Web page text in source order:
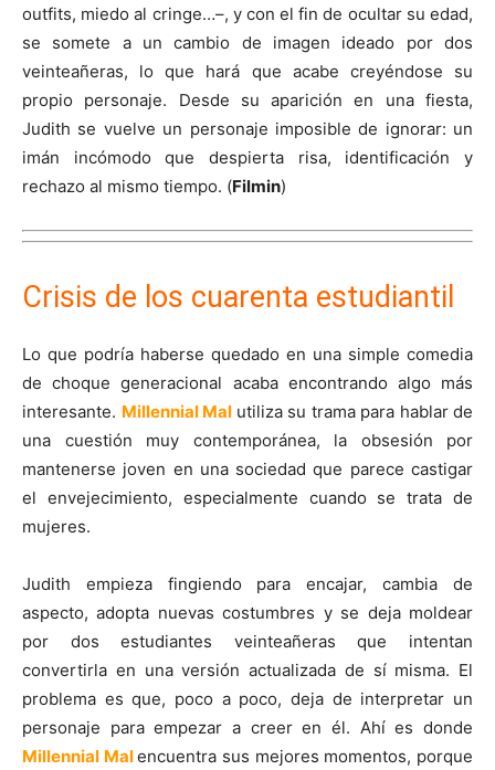
outfits, miedo al cringe…–, y con el fin de ocultar su edad,
se somete a un cambio de imagen ideado por dos
veinteañeras, lo que hará que acabe creyéndose su
propio personaje. Desde su aparición en una fiesta,
Judith se vuelve un personaje imposible de ignorar: un
imán incómodo que despierta risa, identificación y
rechazo al mismo tiempo. (Filmin)
Crisis de los cuarenta estudiantil
Lo que podría haberse quedado en una simple comedia
de choque generacional acaba encontrando algo más
interesante. Millennial Mal utiliza su trama para hablar de
una cuestión muy contemporánea, la obsesión por
mantenerse joven en una sociedad que parece castigar
el envejecimiento, especialmente cuando se trata de
mujeres.
Judith empieza fingiendo para encajar, cambia de
aspecto, adopta nuevas costumbres y se deja moldear
por dos estudiantes veinteañeras que intentan
convertirla en una versión actualizada de sí misma. El
problema es que, poco a poco, deja de interpretar un
personaje para empezar a creer en él. Ahí es donde
Millennial Malencuentra sus mejores momentos, porque